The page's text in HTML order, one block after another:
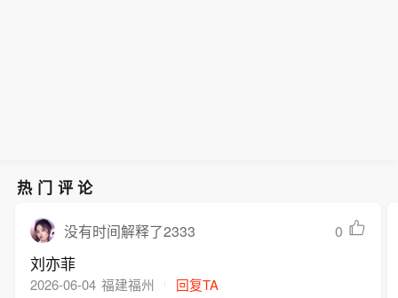
热门评论
没有时间解释了2333 0
刘亦菲
2026-06-04 福建福州 回复TA